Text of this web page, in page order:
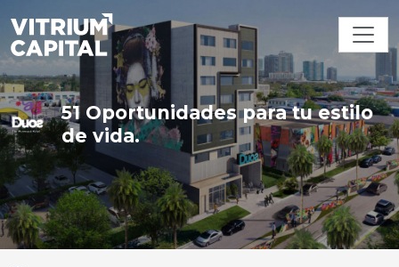
51 Oportunidades para tu estilo
de vida.